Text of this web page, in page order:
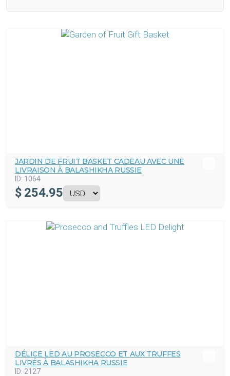
JARDIN DE FRUIT BASKET CADEAU AVEC UNE
LIVRAISON À BALASHIKHA RUSSIE
ID: 1064
$ 254.95
DÉLICE LED AU PROSECCO ET AUX TRUFFES
LIVRÉS À BALASHIKHA RUSSIE
ID: 2127